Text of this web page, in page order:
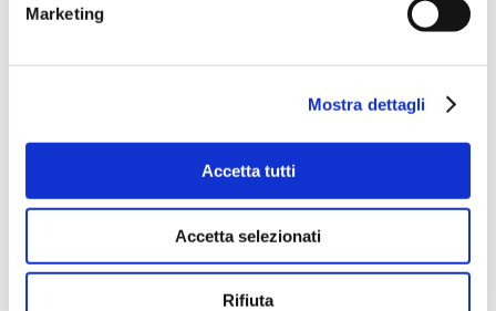
Marketing
Mostra dettagli
Accetta tutti
Accetta selezionati
Rifiuta